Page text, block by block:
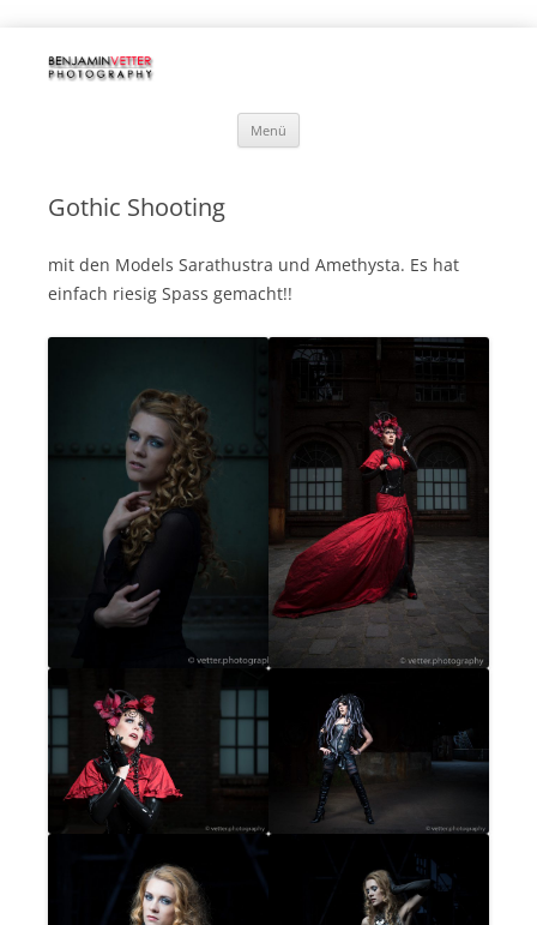
Menü
Gothic Shooting
mit den Models Sarathustra und Amethysta. Es hat
einfach riesig Spass gemacht!!